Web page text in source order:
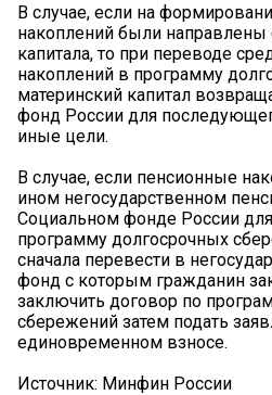
В случае, если на
накоплений были направлены
капитала, то при переводе
накоплений в программу
материнский капитал
фонд России для
иные цели.
В случае, если пенсионные
ином негосударственном
Социальном фонде России
программу долгосрочных
сначала перевести в
фонд с которым гражданин
заключить договор по
сбережений затем подать
единовременном взносе.
Источник: Минфин России